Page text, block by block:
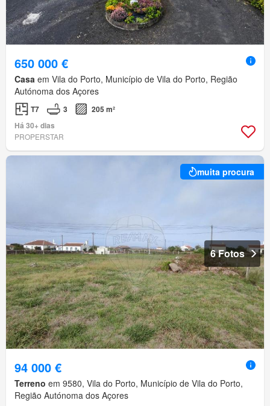
650 000 €
Casa em Vila do Porto, Município de Vila do Porto, Região
Autónoma dos Açores
T7 3
205 m²
Há 30+ dias
PROPERSTAR
muita procura
6 Fotos
94 000 €
Terreno em 9580, Vila do Porto, Município de Vila do Porto,
Região Autónoma dos Açores